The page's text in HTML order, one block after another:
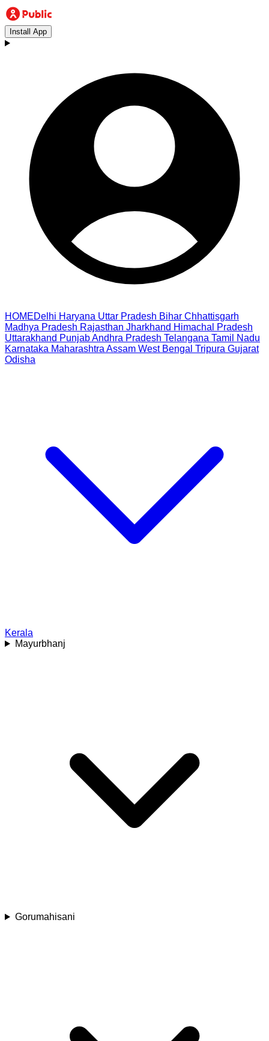
Install App
HOMEDelhi Haryana Uttar Pradesh Bihar Chhattisgarh
Madhya Pradesh Rajasthan Jharkhand Himachal Pradesh
Uttarakhand PunjabAndhra Pradesh Telangana Tamil Nadu
Karnataka Maharashtra Assam West Bengal Tripura Gujarat
Odisha
Kerala
Mayurbhanj
Gorumahisani